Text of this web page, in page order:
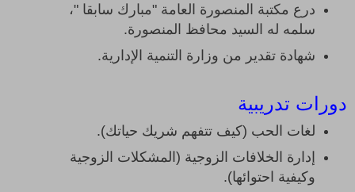
درع مكتبة المنصورة العامة "مبارك سابقا "،
سلمه له السيد محافظ المنصورة.
شهادة تقدير من وزارة التنمية الإدارية.
دورات تدريبية
لغات الحب (كيف تتفهم شريك حياتك).
إدارة الخلافات الزوجية (المشكلات الزوجية
وكيفية احتوائها).